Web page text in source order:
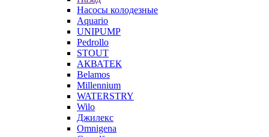
Насосы колодезные
Aquario
UNIPUMP
Pedrollo
STOUT
АКВАТЕК
Belamos
Millennium
WATERSTRY
Wilo
Джилекс
Omnigena